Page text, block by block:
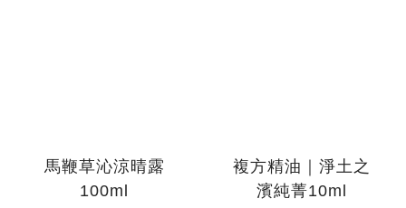
馬鞭草沁涼晴露
100ml
複方精油｜淨土之
濱純菁10ml